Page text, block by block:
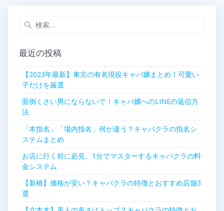
ゲ
ー
ョ
ン
検
最近の投稿
【2023年最新】東京の有名現役キャバ嬢まとめ！可愛い
子だけを厳選
面倒くさい男にならないで！キャバ嬢へのLINEの返信方
法
「本指名」「場内指名」何が違う？キャバクラの指名シ
ステムまとめ
お店に行く前に必見。1分でマスターするキャバクラの料
金システム
【新橋】価格が安い？キャバクラの特徴とおすすめ店舗3
選